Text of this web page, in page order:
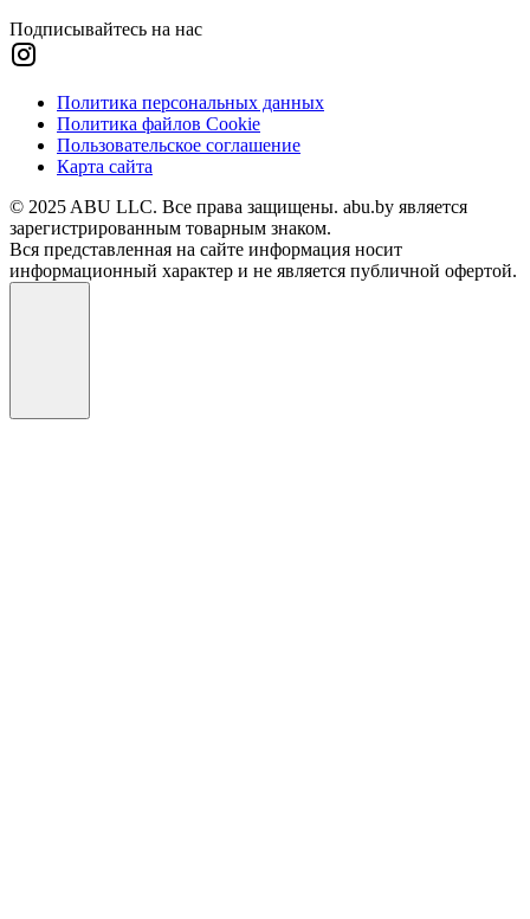
Подписывайтесь на нас
Политика персональных данных
Политика файлов Cookie
Пользовательское соглашение
Карта сайта
© 2025 ABU LLC. Все права защищены. abu.by является
зарегистрированным товарным знаком.
Вся представленная на сайте информация носит
информационный характер и не является публичной офертой.